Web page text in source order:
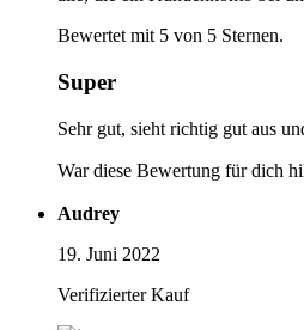
Bewertet mit 5 von 5 Sternen.
Super
Sehr gut, sieht richtig gut aus
War diese Bewertung für dich
Audrey
19. Juni 2022
Verifizierter Kauf